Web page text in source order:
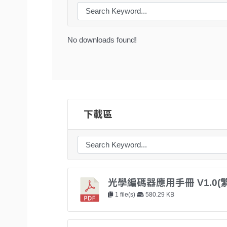
No downloads found!
下載區
光學編碼器應用手冊 V1.0(
1 file(s) 580.29 KB